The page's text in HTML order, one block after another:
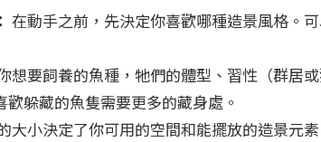
在動手之前，先決定你喜歡哪種造景風格。
想要飼養的魚種，牠們的體型、習性（群居
歡躲藏的魚隻需要更多的藏身處。
大小決定了你可用的空間和能擺放的造景元